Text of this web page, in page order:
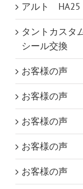
アルト
タントカス
シール交換
お客様の声
お客様の声
お客様の声
お客様の声
お客様の声